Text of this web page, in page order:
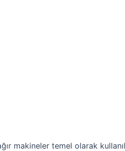
makineler temel olarak